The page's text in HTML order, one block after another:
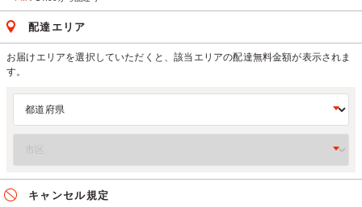
配達エリア
お届けエリアを選択していただくと、該当エリアの配達無料金額が表示されま
す。
キャンセル規定